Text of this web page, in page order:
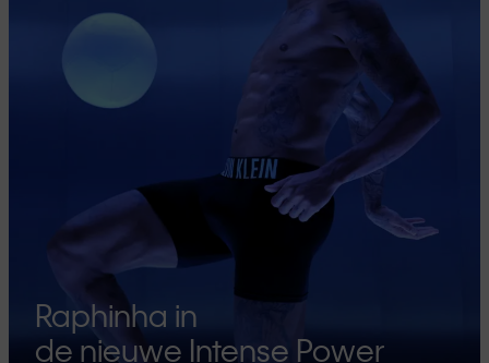
Raphinha in
de nieuwe Intense Power